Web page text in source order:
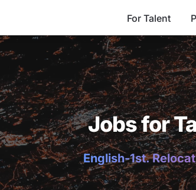
For Talent
Jobs for
English-1st.